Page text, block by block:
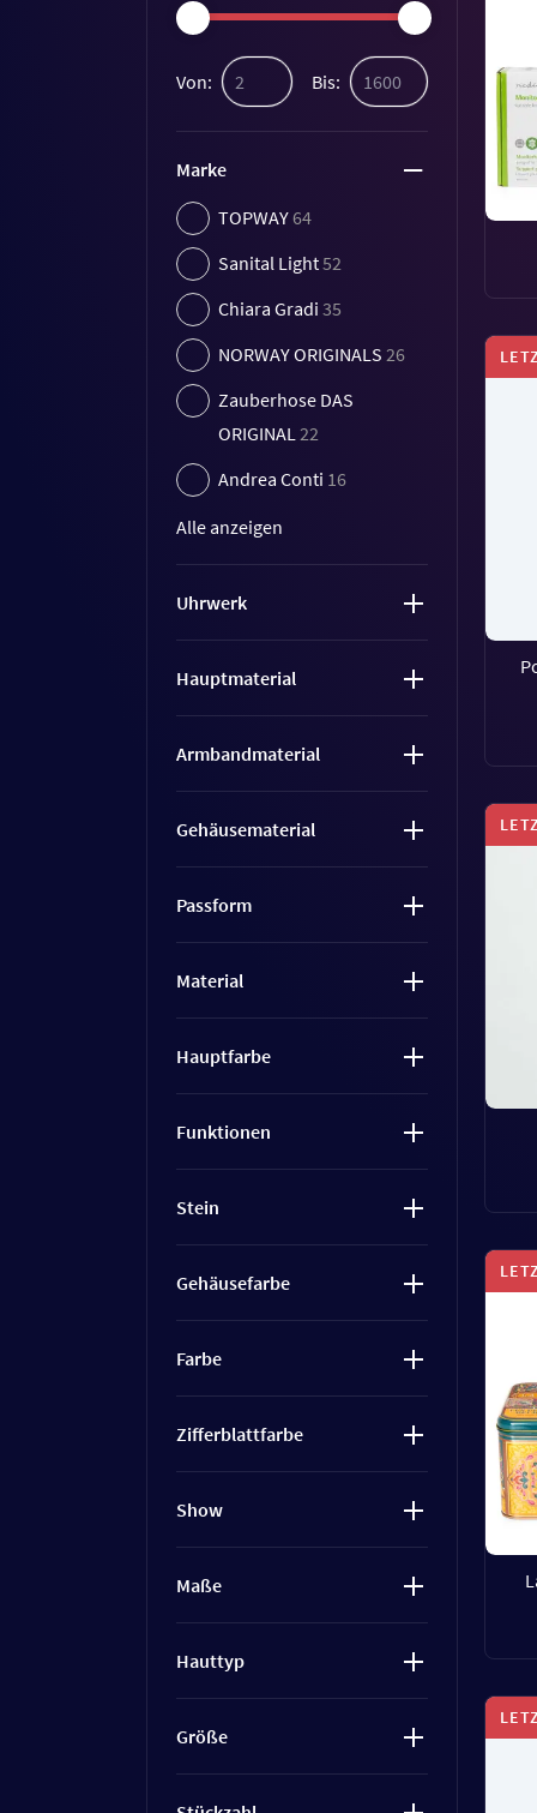
Von: Bis:
Marke
TOPWAY64
Sanital Light52
Chiara Gradi 35
NORWAY ORIGINALS 26
Zauberhose DAS
ORIGINAL22
Andrea Conti 16
Alle anzeigen
Uhrwerk
Hauptmaterial
Armbandmaterial
Gehäusematerial
Passform
Material
Hauptfarbe
Funktionen
Stein
Gehäusefarbe
Farbe
Zifferblattfarbe
Show
Maße
Hauttyp
Größe